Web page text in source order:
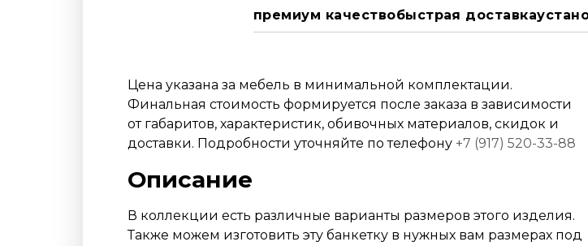
премиум качествобыстрая доставка
Цена указана за мебель в минимальной комплектации.
Финальная стоимость формируется после заказа в зависимости
от габаритов, характеристик, обивочных материалов, скидок и
доставки. Подробности уточняйте по телефону +7 (917) 520-33-88
Описание
В коллекции есть различные варианты размеров этого изделия.
Также можем изготовить эту банкетку в нужных вам размерах под